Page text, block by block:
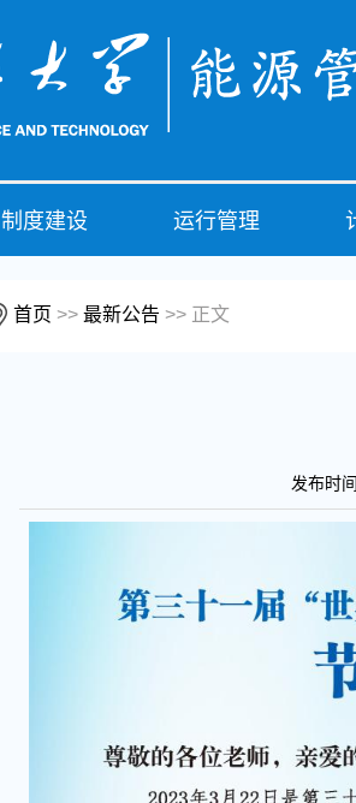
制度建设 运行管理
首页 >> 最新公告 >> 正文
发布时